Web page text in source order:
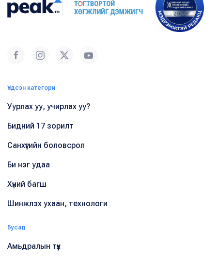
Үндсэн категори
Уурлах уу, учирлах уу?
Бидний 17 зорилт
Санхүүгийн боловсрол
Би нэг удаа
Хүний багш
Шинжлэх ухаан, технологи
Бусад
Амьдралын түүх